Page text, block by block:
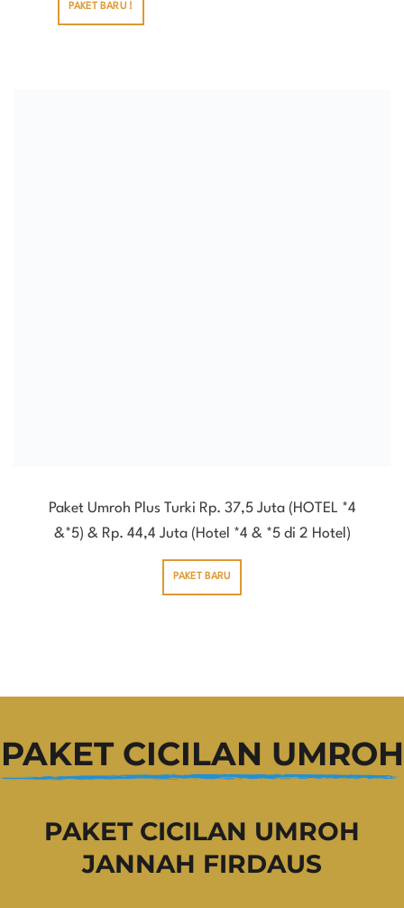
PAKET BARU !
Paket Umroh Plus Turki Rp. 37,5 Juta (HOTEL *4
&*5) & Rp. 44,4 Juta (Hotel *4 & *5 di 2 Hotel)
PAKET BARU
PAKET CICILAN UMROH
PAKET CICILAN UMROH
JANNAH FIRDAUS